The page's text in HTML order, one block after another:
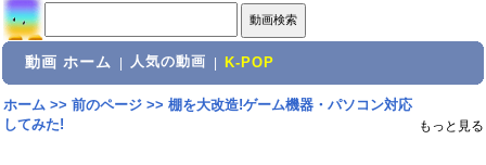
動画 ホーム 人気の動画 K-POP
ホーム>> 前のページ>> 棚を大改造!ゲーム機器・パソコン対応
してみた!
もっと見る